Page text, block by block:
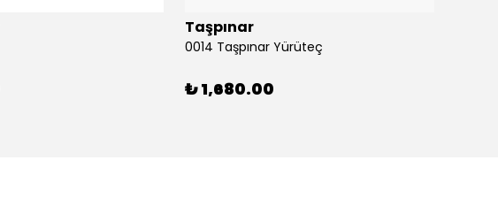
Taşpınar
0014 Taşpınar Yürüteç
₺ 1,680.00